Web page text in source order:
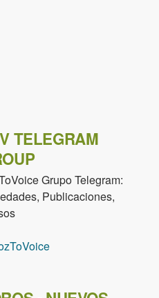
TELEGRAM
Grupo Telegram:
Publicaciones,